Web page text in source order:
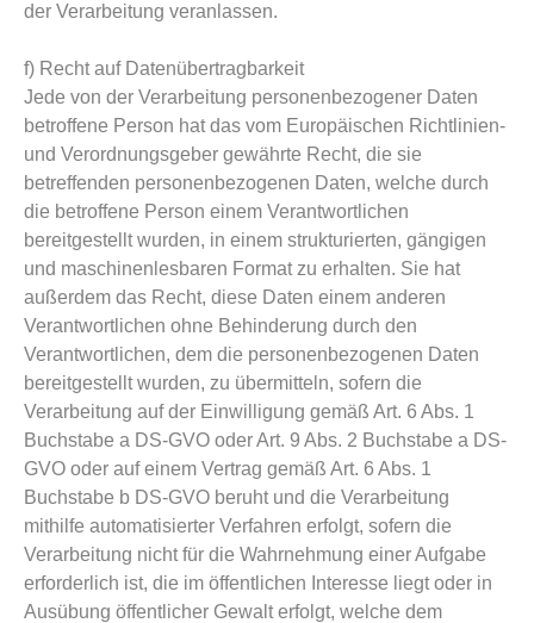
der Verarbeitung veranlassen.
f) Recht auf Datenübertragbarkeit
Jede von der Verarbeitung personenbezogener Daten
betroffene Person hat das vom Europäischen Richtlinien-
und Verordnungsgeber gewährte Recht, die sie
betreffenden personenbezogenen Daten, welche durch
die betroffene Person einem Verantwortlichen
bereitgestellt wurden, in einem strukturierten, gängigen
und maschinenlesbaren Format zu erhalten. Sie hat
außerdem das Recht, diese Daten einem anderen
Verantwortlichen ohne Behinderung durch den
Verantwortlichen, dem die personenbezogenen Daten
bereitgestellt wurden, zu übermitteln, sofern die
Verarbeitung auf der Einwilligung gemäß Art. 6 Abs. 1
Buchstabe a DS-GVO oder Art. 9 Abs. 2 Buchstabe a DS-
GVO oder auf einem Vertrag gemäß Art. 6 Abs. 1
Buchstabe b DS-GVO beruht und die Verarbeitung
mithilfe automatisierter Verfahren erfolgt, sofern die
Verarbeitung nicht für die Wahrnehmung einer Aufgabe
erforderlich ist, die im öffentlichen Interesse liegt oder in
Ausübung öffentlicher Gewalt erfolgt, welche dem